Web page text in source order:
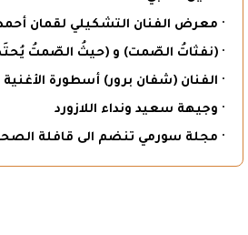
· معرض الفنان التشكيلي لقمان
· (نفثاتُ الصّمت) و (حيثُ الصّمتُ
· الفنان (شفان برور) أسطورة الأغنية
· وجيهة سعيد ونداء اللازورد
· مجلة سورمي تنضم الى قافلة